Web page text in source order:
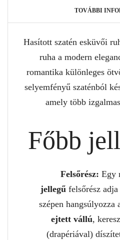
TOVÁBBI
Hasított szatén esküvői
ruha a modern
romantika különleges
selyemfényű szaténból
amely több
Főbb
Felsőrész: Egy
jellegűfelsőrész adja
szépen hangsúlyozza
ejtett vállú,
(drapériával)